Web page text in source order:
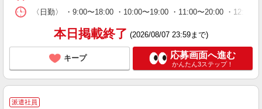
〈日勤〉 ・9:00〜18:00 ・10:00〜19:00 ・11:00〜20:00 ・
本日掲載終了 (2026/08/07 23:59まで)
キープ 応募画面へ進む
かんたん3ステップ！
派遣社員